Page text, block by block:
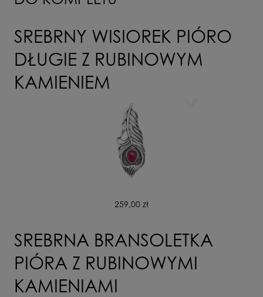
WYŚLIJ
SREBRNY WISIOREK PIÓRO
DŁUGIE Z RUBINOWYM
KAMIENIEM
259,00 zł
SREBRNA BRANSOLETKA
PIÓRA Z RUBINOWYMI
KAMIENIAMI